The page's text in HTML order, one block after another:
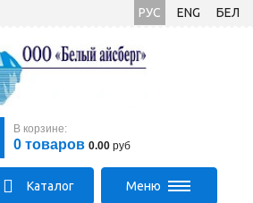
РУС ENG БЕЛ
В корзине:
0 товаров 0.00 руб
Каталог Меню